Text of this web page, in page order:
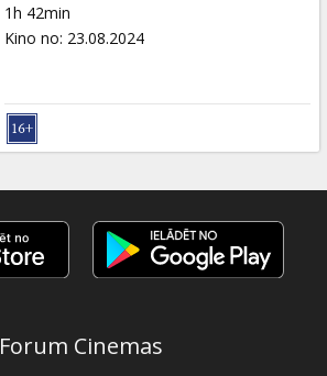
1h 42min
Kino no: 23.08.2024
Forum Cinemas